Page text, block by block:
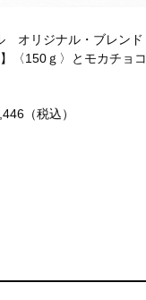
オリジナル・ブレンド
】〈150ｇ〉とモカチョコ
（税込）